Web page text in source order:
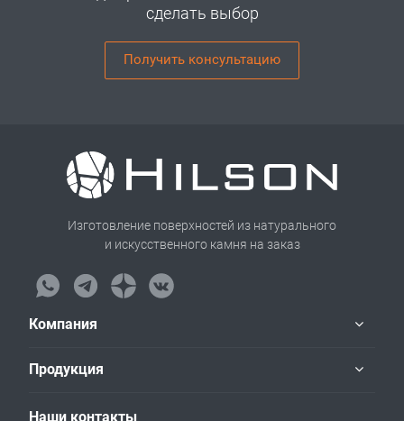
сделать выбор
Получить консультацию
Изготовление поверхностей из натурального
и искусственного камня на заказ
Компания
Продукция
Наши контакты